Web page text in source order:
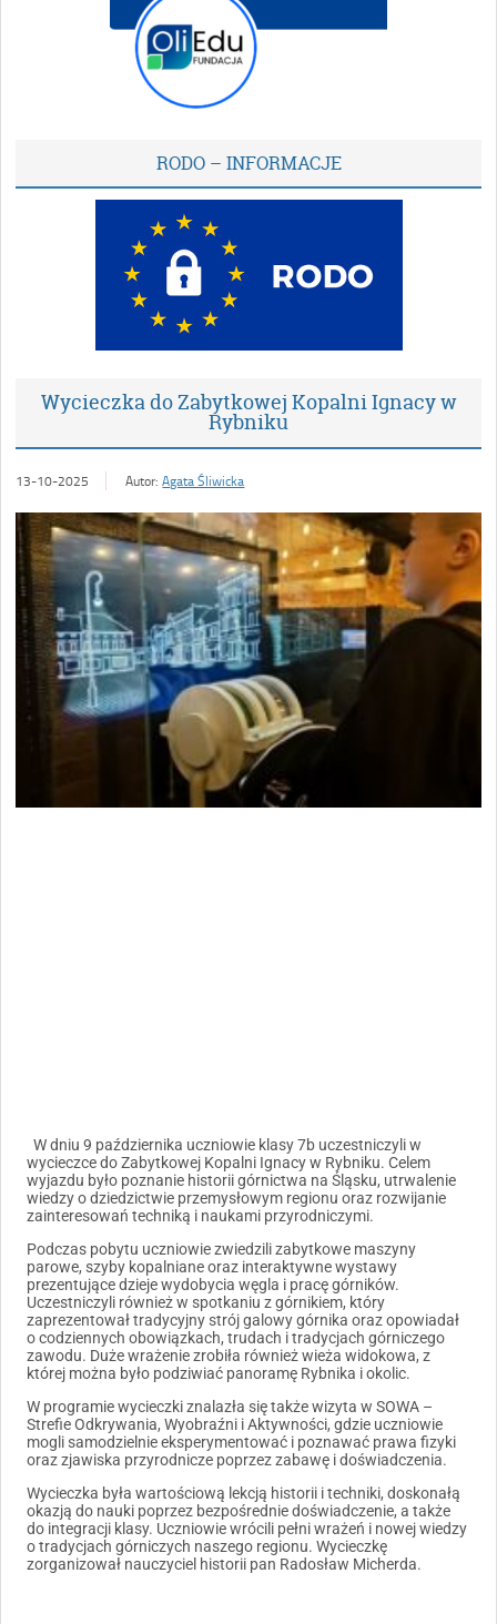
RODO – INFORMACJE
Wycieczka do Zabytkowej Kopalni Ignacy w
Rybniku
13-10-2025 Autor:Agata Śliwicka
W dniu 9 października uczniowie klasy 7b uczestniczyli w
wycieczce do Zabytkowej Kopalni Ignacy w Rybniku. Celem
wyjazdu było poznanie historii górnictwa na Śląsku, utrwalenie
wiedzy o dziedzictwie przemysłowym regionu oraz rozwijanie
zainteresowań techniką i naukami przyrodniczymi.
Podczas pobytu uczniowie zwiedzili zabytkowe maszyny
parowe, szyby kopalniane oraz interaktywne wystawy
prezentujące dzieje wydobycia węgla i pracę górników.
Uczestniczyli również w spotkaniu z górnikiem, który
zaprezentował tradycyjny strój galowy górnika oraz opowiadał
o codziennych obowiązkach, trudach i tradycjach górniczego
zawodu. Duże wrażenie zrobiła również wieża widokowa, z
której można było podziwiać panoramę Rybnika i okolic.
W programie wycieczki znalazła się także wizyta w SOWA –
Strefie Odkrywania, Wyobraźni i Aktywności, gdzie uczniowie
mogli samodzielnie eksperymentować i poznawać prawa fizyki
oraz zjawiska przyrodnicze poprzez zabawę i doświadczenia.
Wycieczka była wartościową lekcją historii i techniki, doskonałą
okazją do nauki poprzez bezpośrednie doświadczenie, a także
do integracji klasy. Uczniowie wrócili pełni wrażeń i nowej wiedzy
o tradycjach górniczych naszego regionu. Wycieczkę
zorganizował nauczyciel historii pan Radosław Micherda.